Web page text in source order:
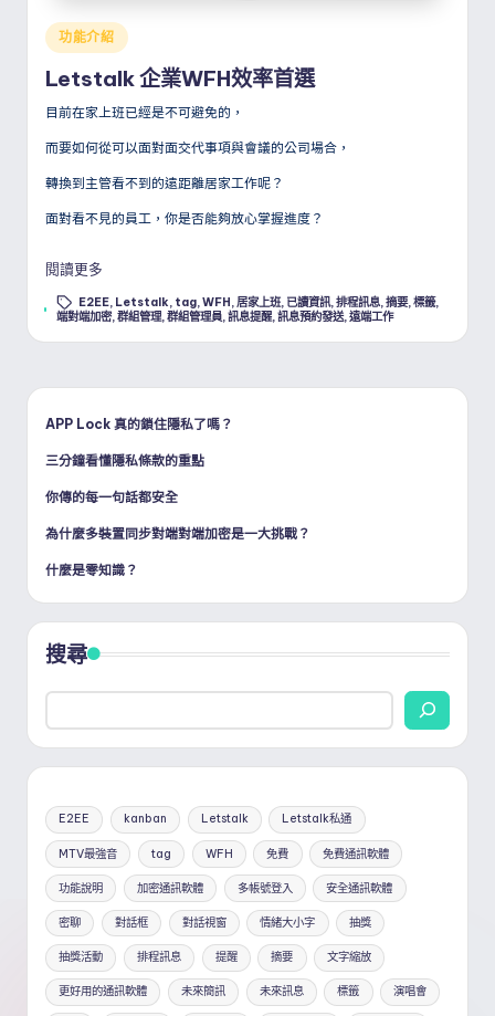
Posted
in
功能介紹
Letstalk 企業WFH效率首選
目前在家上班已經是不可避免的，
而要如何從可以面對面交代事項與會議的公司場合，
轉換到主管看不到的遠距離居家工作呢？
面對看不見的員工，你是否能夠放心掌握進度？
閱讀更多
Tags:E2EE, Letstalk, tag,WFH,居家上班, 已讀資訊,排程訊息,摘要,標籤,
端對端加密,群組管理,群組管理員,訊息提醒,訊息預約發送,遠端工作
APP Lock 真的鎖住隱私了嗎？
三分鐘看懂隱私條款的重點
你傳的每一句話都安全
為什麼多裝置同步對端對端加密是一大挑戰？
什麼是零知識？
搜尋
E2EE kanban Letstalk Letstalk私通
MTV最強音 tag WFH 免費 免費通訊軟體
功能說明 加密通訊軟體 多帳號登入 安全通訊軟體
密聊 對話框 對話視窗 情緒大小字 抽獎
抽獎活動 排程訊息 提醒 摘要 文字縮放
更好用的通訊軟體 未來簡訊 未來訊息 標籤 演唱會